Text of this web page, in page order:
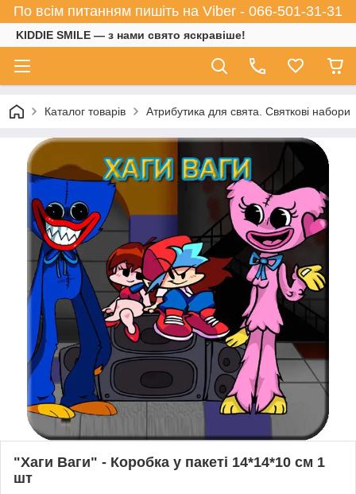
По всім питанням пишіть на Viber - 066-501-31-31
KIDDIE SMILE — з нами свято яскравіше!
Каталог товарів Атрибутика для свята. Святкові набори
"Хаги Ваги" - Коробка у пакеті 14*14*10 см 1
шт